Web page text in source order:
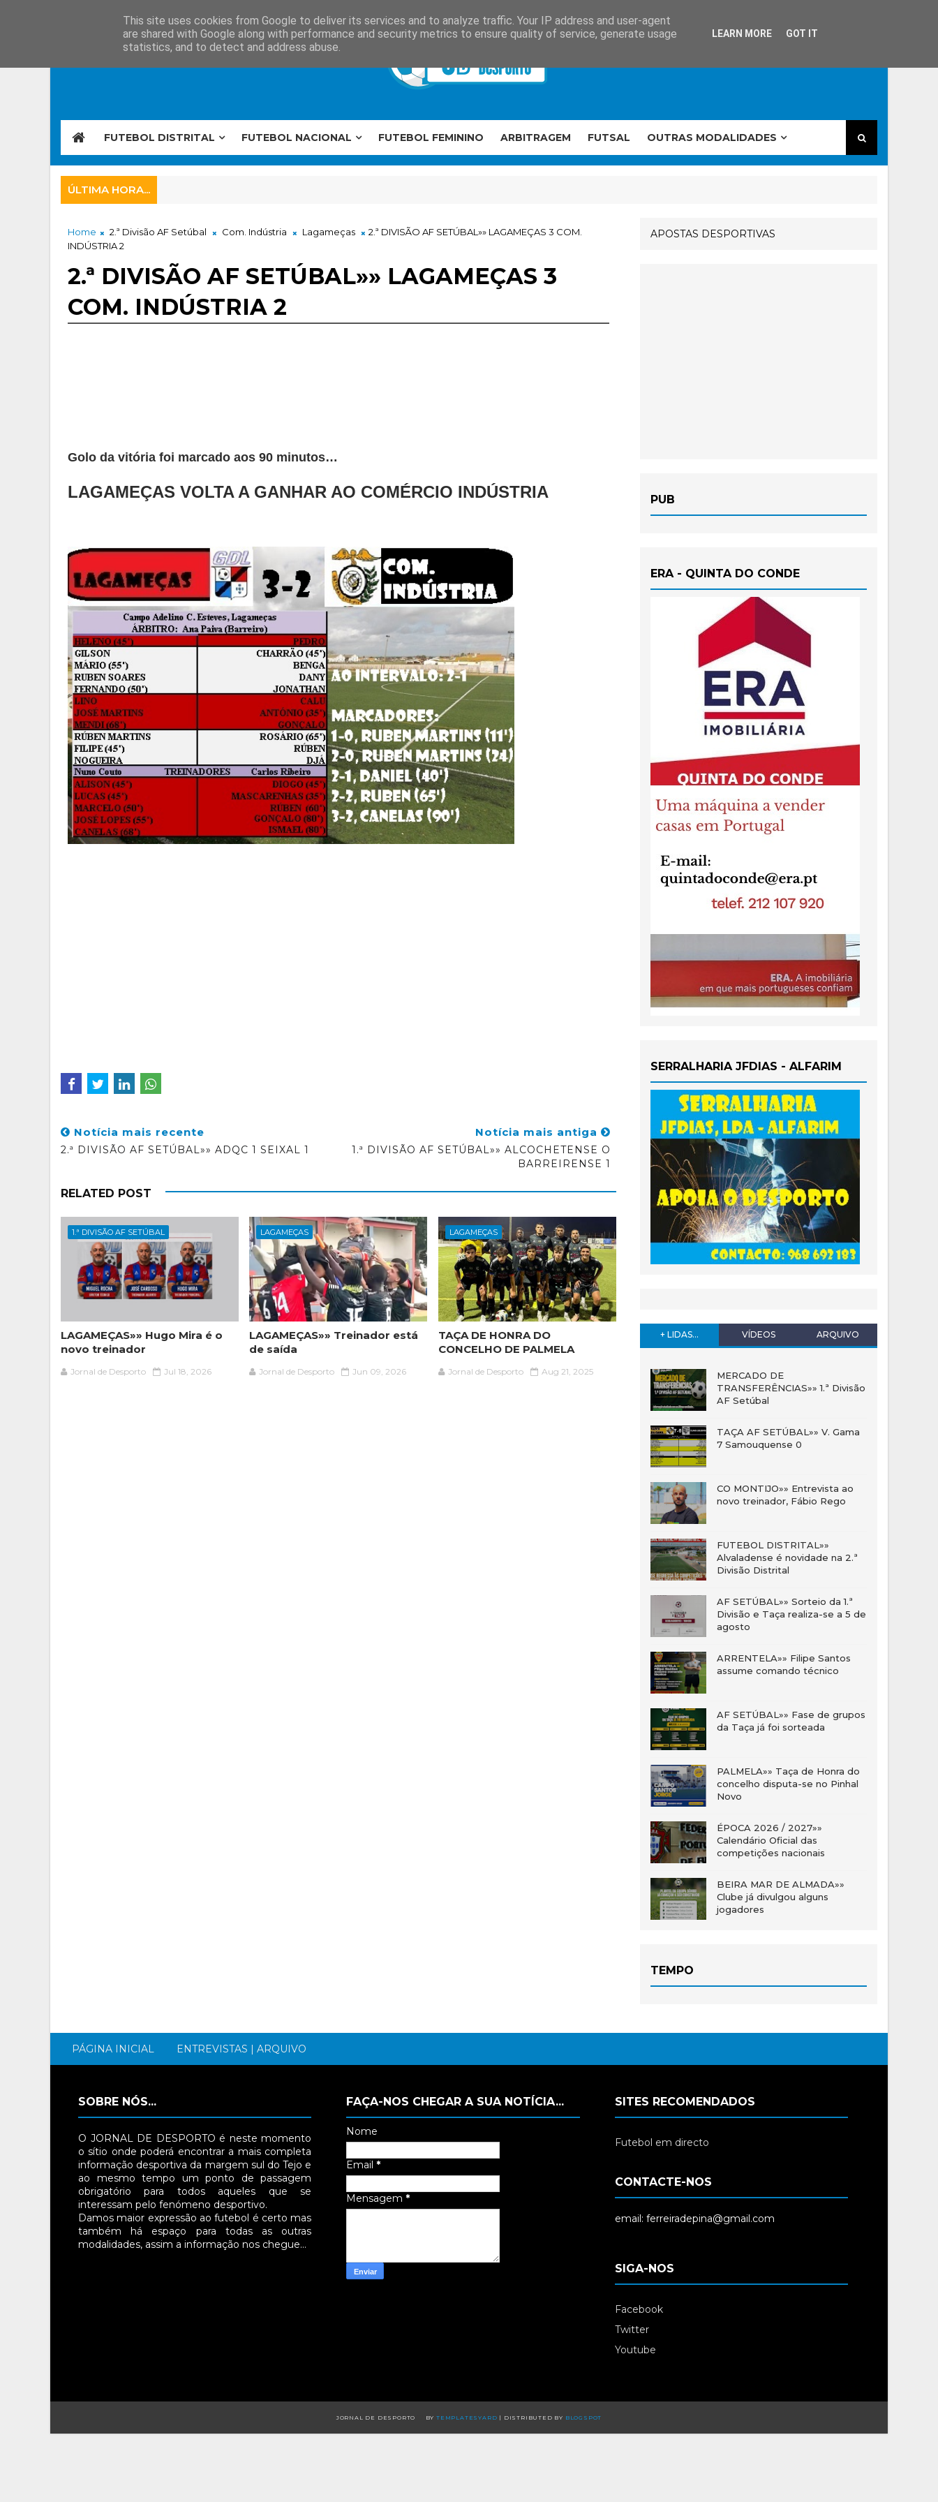
FUTEBOL DISTRITAL FUTEBOL NACIONAL FUTEBOL FEMININO ARBITRAGEM FUTSAL OUTRAS MODALIDADES
ÚLTIMA HORA...
Home 2.ª Divisão AF Setúbal Com. Indústria Lagameças
2.ª DIVISÃO AF SETÚBAL»» LAGAMEÇAS 3 COM.
INDÚSTRIA 2
2.ª DIVISÃO AF SETÚBAL»» LAGAMEÇAS 3
COM. INDÚSTRIA 2
Golo da vitória foi marcado aos 90 minutos…
LAGAMEÇAS VOLTA A GANHAR AO COMÉRCIO INDÚSTRIA
Notícia mais recente
2.ª DIVISÃO AF SETÚBAL»» ADQC 1 SEIXAL 1
Notícia mais antiga
1.ª DIVISÃO AF SETÚBAL»» ALCOCHETENSE O
BARREIRENSE 1
RELATED POST
1.ª DIVISÃO AF SETÚBAL
LAGAMEÇAS»» Hugo Mira é o
novo treinador
Jornal de Desporto Jul 18, 2026
LAGAMEÇAS
LAGAMEÇAS»» Treinador está
de saída
Jornal de Desporto Jun 09, 2026
LAGAMEÇAS
TAÇA DE HONRA DO
CONCELHO DE PALMELA
Jornal de Desporto Aug 21, 2025
APOSTAS DESPORTIVAS
PUB
ERA - QUINTA DO CONDE
SERRALHARIA JFDIAS - ALFARIM
+ LIDAS... VÍDEOS ARQUIVO
MERCADO DE
TRANSFERÊNCIAS»» 1.ª Divisão
AF Setúbal
TAÇA AF SETÚBAL»» V. Gama
7 Samouquense 0
CO MONTIJO»» Entrevista ao
novo treinador, Fábio Rego
FUTEBOL DISTRITAL»»
Alvaladense é novidade na 2.ª
Divisão Distrital
AF SETÚBAL»» Sorteio da 1.ª
Divisão e Taça realiza-se a 5 de
agosto
ARRENTELA»» Filipe Santos
assume comando técnico
AF SETÚBAL»» Fase de grupos
da Taça já foi sorteada
PALMELA»» Taça de Honra do
concelho disputa-se no Pinhal
Novo
ÉPOCA 2026 / 2027»»
Calendário Oficial das
competições nacionais
BEIRA MAR DE ALMADA»»
Clube já divulgou alguns
jogadores
TEMPO
PÁGINA INICIAL ENTREVISTAS | ARQUIVO
SOBRE NÓS...
O JORNAL DE DESPORTO é neste momento
o sítio onde poderá encontrar a mais completa
informação desportiva da margem sul do Tejo e
ao mesmo tempo um ponto de passagem
obrigatório para todos aqueles que se
interessam pelo fenómeno desportivo.
Damos maior expressão ao futebol é certo mas
também há espaço para todas as outras
modalidades, assim a informação nos chegue…
FAÇA-NOS CHEGAR A SUA NOTÍCIA...
Nome
Email *
Mensagem *
SITES RECOMENDADOS
Futebol em directo
CONTACTE-NOS
email: ferreiradepina@gmail.com
SIGA-NOS
Facebook
Twitter
Youtube
JORNAL DE DESPORTO BY TEMPLATESYARD | DISTRIBUTED BY BLOGSPOT
This site uses cookies from Google to deliver its services and to analyze traffic. Your IP address and user-agent
are shared with Google along with performance and security metrics to ensure quality of service, generate usage
statistics, and to detect and address abuse.
LEARN MORE GOT IT